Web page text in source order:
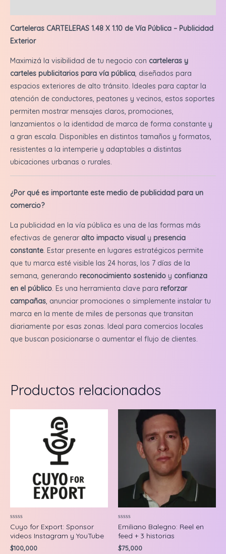
P/Mes
cantidad
Carteleras CARTELERAS 1.48 X 1.10 de Vía Pública – Publicidad
Exterior
Maximizá la visibilidad de tu negocio con carteleras y
carteles publicitarios para vía pública, diseñados para
espacios exteriores de alto tránsito. Ideales para captar la
atención de conductores, peatones y vecinos, estos soportes
permiten mostrar mensajes claros, promociones,
lanzamientos o la identidad de marca de forma constante y
a gran escala. Disponibles en distintos tamaños y formatos,
resistentes a la intemperie y adaptables a distintas
ubicaciones urbanas o rurales.
¿Por qué es importante este medio de publicidad para un
comercio?
La publicidad en la vía pública es una de las formas más
efectivas de generar alto impacto visual y presencia
constante. Estar presente en lugares estratégicos permite
que tu marca esté visible las 24 horas, los 7 días de la
semana, generando reconocimiento sostenido y confianza
en el público. Es una herramienta clave para reforzar
campañas, anunciar promociones o simplemente instalar tu
marca en la mente de miles de personas que transitan
diariamente por esas zonas. Ideal para comercios locales
que buscan posicionarse o aumentar el flujo de clientes.
Productos relacionados
Valorado
en
0
de
5
Cuyo for Export: Sponsor
videos Instagram y YouTube
$100,000
Valorado
en
0
de
5
Emiliano Balegno: Reel en
feed + 3 historias
$75,000